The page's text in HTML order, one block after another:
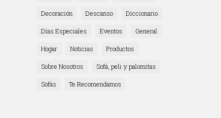
Decoración
Descanso
Diccionario
Días Especiales
Eventos
General
Hogar
Noticias
Productos
Sobre Nosotros
Sofá, peli y palomitas
Sofás
Te Recomendamos